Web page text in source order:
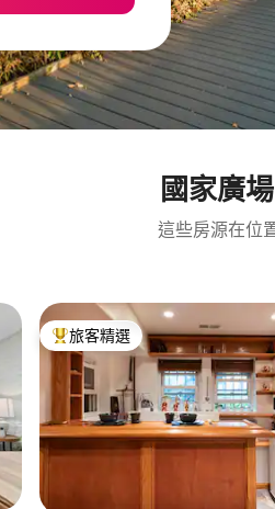
國家廣
這些房源在位
旅客精選榜首
旅客精選